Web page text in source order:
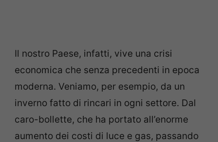
Il nostro Paese, infatti, vive una crisi
economica che senza precedenti in epoca
moderna. Veniamo, per esempio, da un
inverno fatto di rincari in ogni settore. Dal
caro-bollette, che ha portato all’enorme
aumento dei costi di luce e gas, passando